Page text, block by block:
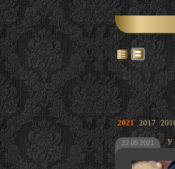
2021 2017
22.05.2021 У